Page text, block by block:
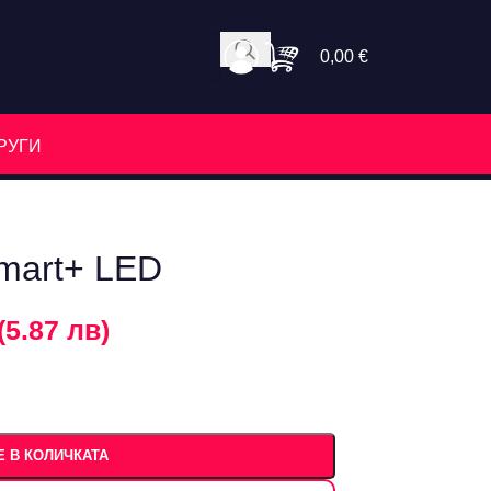
0,00 €
LED
лв)
В КОЛИЧКАТА